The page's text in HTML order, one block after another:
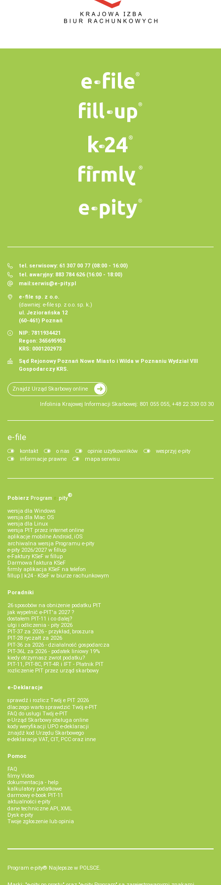
tel. serwisowy: 61 307 00 77 (08:00 - 16:00)
tel. awaryjny: 883 784 626 (16:00 - 18:00)
mail:serwis@e-pity.pl
e-file sp. z o.o.
(dawniej: e-file sp. z o.o. sp. k.)
ul. Jeziorańska 12
(60-461) Poznań
NIP: 7811934421
Regon: 365695953
KRS: 0001202973
Sąd Rejonowy Poznań Nowe Miasto i Wilda w Poznaniu Wydział VIII
Gospodarczy KRS.
Znajdź Urząd Skarbowy online
Infolinia Krajowej Informacji Skarbowej: 801 055 055, +48 22 330 03 30
e-file
kontakt o nas opinie użytkowników
wesprzyj e-pity
informacje prawne
mapa serwisu
Pobierz Program e‑pity®
wersja dla Windows
wersja dla Mac OS
wersja dla Linux
wersja PIT przez internet online
aplikacje mobilne Android, iOS
archiwalna wersja Programu e-pity
e-pity 2026/2027 w fillup
e‑Faktury KSeF w fillup
Darmowa faktura KSeF
firmly aplikacja KSeF na telefon
fillup | k24 - KSeF w biurze rachunkowym
Poradniki
26 sposobów na obniżenie podatku PIT
jak wypełnić e-PIT'a 2027 ?
dostałem PIT-11 i co dalej?
ulgi i odliczenia - pity 2026
PIT-37 za 2026 - przykład, broszura
PIT-28 ryczałt za 2026
PIT-36 za 2026 - działalność gospodarcza
PIT-36L za 2026 - podatek liniowy 19%
kiedy otrzymasz zwrot podatku?
PIT-11, PIT-8C, PIT-4R i IFT - Płatnik PIT
rozliczenie PIT przez urząd skarbowy
e-Deklaracje
sprawdź i rozlicz Twój e PIT 2026
dlaczego warto sprawdzić Twój e-PIT
FAQ do usługi Twój e-PIT
e-Urząd Skarbowy obsługa online
kody weryfikacji UPO e-deklaracji
znajdź kod Urzędu Skarbowego
e-deklaracje VAT, CIT, PCC oraz inne
Pomoc
FAQ
filmy Video
dokumentacja - help
kalkulatory podatkowe
darmowy e-book PIT-11
aktualności e-pity
dane techniczne API, XML
Dysk e-pity
Twoje zgłoszenie lub opinia
Program e-pity® Najlepsze w POLSCE.